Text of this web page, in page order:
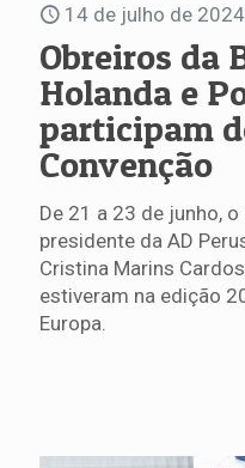
14 de julho de 2024
Obreiros da
Holanda e
participam
Convenção
De 21 a 23 de junho,
presidente da AD
Cristina Marins
estiveram na edição
Europa.